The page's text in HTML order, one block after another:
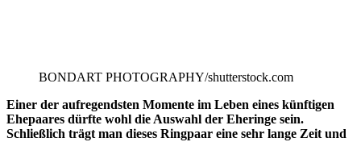
BONDART PHOTOGRAPHY/shutterstock.com
Einer der aufregendsten Momente im Leben eines künftigen
Ehepaares dürfte wohl die Auswahl der Eheringe sein.
Schließlich trägt man dieses Ringpaar eine sehr lange Zeit und